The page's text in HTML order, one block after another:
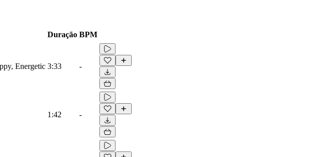
Duração BPM
Energetic 3:33 -
1:42 -